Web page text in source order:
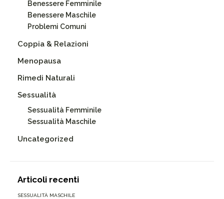
Benessere Femminile
Benessere Maschile
Problemi Comuni
Coppia & Relazioni
Menopausa
Rimedi Naturali
Sessualità
Sessualità Femminile
Sessualità Maschile
Uncategorized
Articoli recenti
SESSUALITÀ MASCHILE